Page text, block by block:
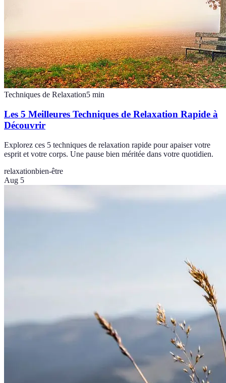
Techniques de Relaxation5 min
Les 5 Meilleures Techniques de Relaxation Rapide à
Découvrir
Explorez ces 5 techniques de relaxation rapide pour apaiser votre
esprit et votre corps. Une pause bien méritée dans votre quotidien.
relaxationbien-être
Aug 5